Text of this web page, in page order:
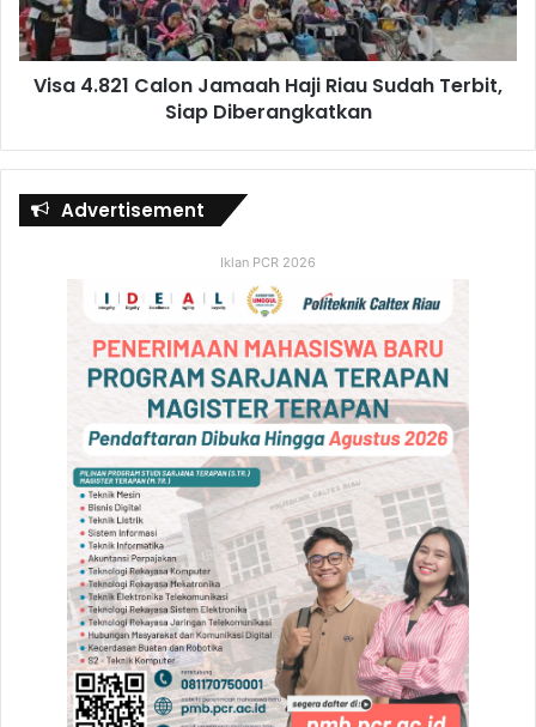
Visa 4.821 Calon Jamaah Haji Riau Sudah Terbit,
Siap Diberangkatkan
Advertisement
Iklan PCR 2026